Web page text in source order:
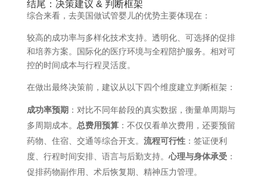
结尾：决策建议 & 判断框架
综合来看，去美国做试管婴儿的优势主要体现在：
较高的成功率与多样化技术支持。透明化、可选择的促排
和培养方案。国际化的医疗环境与全程陪护服务。相对可
控的时间成本与行程灵活度。
在做出最终决策前，建议从以下四个维度建立判断框架：
成功率预期 ：对比不同年龄段的真实数据，衡量单周期与
多周期成本。 总费用预算：不仅仅看单次费用，还要预留
药物、住宿、交通等综合开支。 流程可行性：签证便利
度、行程时间安排、语言与后勤支持。 心理与身体承受：
促排药物副作用、术后恢复期、精神压力管理。